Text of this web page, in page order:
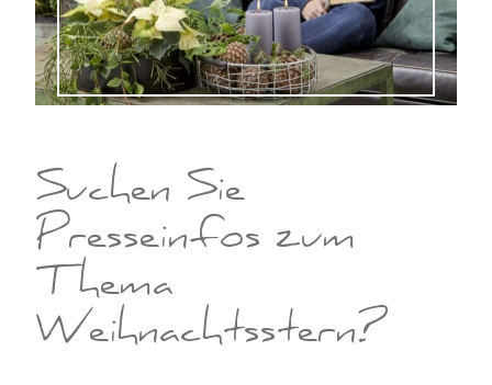
Suchen Sie
Presseinfos zum
Thema
Weihnachtsstern?